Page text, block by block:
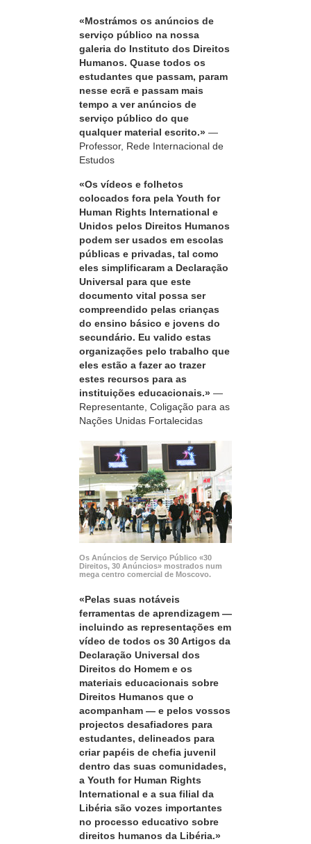
«Mostrámos os anúncios de
serviço público na nossa
galeria do Instituto dos Direitos
Humanos. Quase todos os
estudantes que passam, param
nesse ecrã e passam mais
tempo a ver anúncios de
serviço público do que
qualquer material escrito.» —
Professor, Rede Internacional de
Estudos
«Os vídeos e folhetos
colocados fora pela Youth for
Human Rights International e
Unidos pelos Direitos Humanos
podem ser usados em escolas
públicas e privadas, tal como
eles simplificaram a Declaração
Universal para que este
documento vital possa ser
compreendido pelas crianças
do ensino básico e jovens do
secundário. Eu valido estas
organizações pelo trabalho que
eles estão a fazer ao trazer
estes recursos para as
instituições educacionais.» —
Representante, Coligação para as
Nações Unidas Fortalecidas
Os Anúncios de Serviço Público «30
Direitos, 30 Anúncios» mostrados num
mega centro comercial de Moscovo.
«Pelas suas notáveis
ferramentas de aprendizagem —
incluindo as representações em
vídeo de todos os 30 Artigos da
Declaração Universal dos
Direitos do Homem e os
materiais educacionais sobre
Direitos Humanos que o
acompanham — e pelos vossos
projectos desafiadores para
estudantes, delineados para
criar papéis de chefia juvenil
dentro das suas comunidades,
a Youth for Human Rights
International e a sua filial da
Libéria são vozes importantes
no processo educativo sobre
direitos humanos da Libéria.»